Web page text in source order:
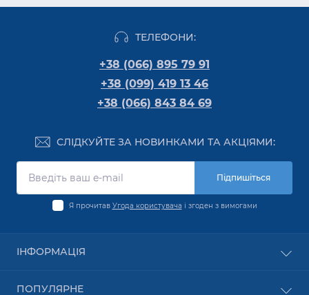
ТЕЛЕФОНИ:
+38 (066) 895 79 91
+38 (099) 419 13 46
+38 (066) 843 84 69
СЛІДКУЙТЕ ЗА НОВИНКАМИ ТА АКЦІЯМИ:
Підпишіться
Я прочитав Угода користувача і згоден з вимогами
ІНФОРМАЦІЯ
ПОПУЛЯРНЕ